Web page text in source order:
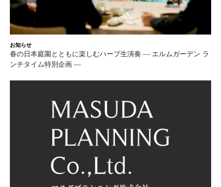
お知らせ
春の日本庭園とともに楽しむハープ生演奏 ― エルムガーデン ラ
ンチタイム特別企画 ―